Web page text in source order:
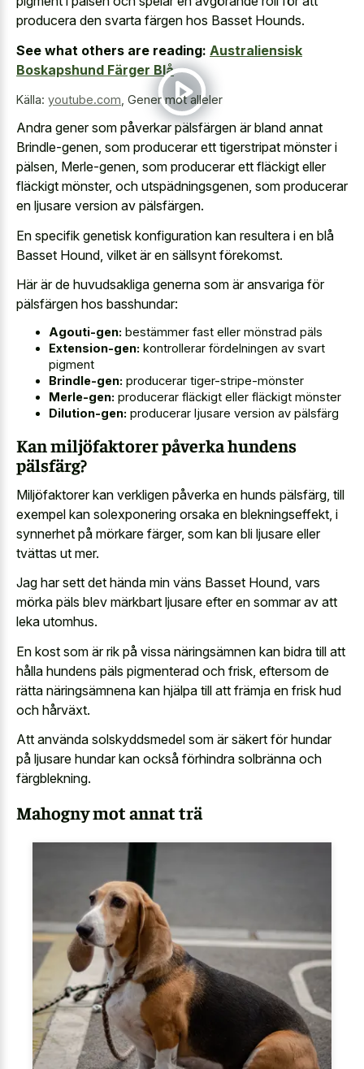
producera den svarta färgen hos Basset Hounds.
See what others are reading: Australiensisk
Boskapshund Färger Blå
Källa: youtube.com Gener mot alleler
Andra gener som påverkar pälsfärgen är bland annat
Brindle-genen, som producerar ett tigerstripat mönster i
pälsen, Merle-genen, som producerar ett fläckigt eller
fläckigt mönster, och utspädningsgenen, som producerar
en ljusare version av pälsfärgen.
En specifik genetisk konfiguration kan resultera i en blå
Basset Hound, vilket är en sällsynt förekomst.
Här är de huvudsakliga generna som är ansvariga för
pälsfärgen hos basshundar:
Agouti-gen: bestämmer fast eller mönstrad päls
Extension-gen: kontrollerar fördelningen av svart
pigment
Brindle-gen: producerar tiger-stripe-mönster
Merle-gen: producerar fläckigt eller fläckigt mönster
Dilution-gen: producerar ljusare version av pälsfärg
Kan miljöfaktorer påverka hundens
pälsfärg?
Miljöfaktorer kan verkligen påverka en hunds pälsfärg, till
exempel kan solexponering orsaka en blekningseffekt, i
synnerhet på mörkare färger, som kan bli ljusare eller
tvättas ut mer.
Jag har sett det hända min väns Basset Hound, vars
mörka päls blev märkbart ljusare efter en sommar av att
leka utomhus.
En kost som är rik på vissa näringsämnen kan bidra till att
hålla hundens päls pigmenterad och frisk, eftersom de
rätta näringsämnena kan hjälpa till att främja en frisk hud
och hårväxt.
Att använda solskyddsmedel som är säkert för hundar
på ljusare hundar kan också förhindra solbränna och
färgblekning.
Mahogny mot annat trä